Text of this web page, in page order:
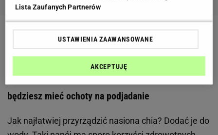
Zobacz wideoFit deser z mango, jogurtem i
nasionami chia [HAPS FIT]
będziesz mieć ochoty na podjadanie
Jak najłatwiej przyrządzić nasiona chia? Dodać je do
Lista Zaufanych Partnerów
USTAWIENIA ZAAWANSOWANE
AKCEPTUJĘ